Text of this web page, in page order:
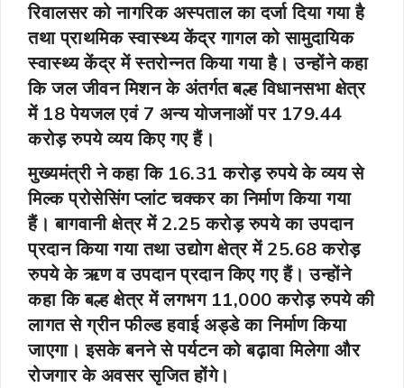
रिवालसर को नागरिक अस्पताल का दर्जा दिया गया है
तथा प्राथमिक स्वास्थ्य केंद्र गागल को सामुदायिक
स्वास्थ्य केंद्र में स्तरोन्नत किया गया है। उन्होंने कहा
कि जल जीवन मिशन के अंतर्गत बल्ह विधानसभा क्षेत्र
में 18 पेयजल एवं 7 अन्य योजनाओं पर 179.44
करोड़ रुपये व्यय किए गए हैं।
मुख्यमंत्री ने कहा कि 16.31 करोड़ रुपये के व्यय से
मिल्क प्रोसेसिंग प्लांट चक्कर का निर्माण किया गया
हैं। बागवानी क्षेत्र में 2.25 करोड़ रुपये का उपदान
प्रदान किया गया तथा उद्योग क्षेत्र में 25.68 करोड़
रुपये के ऋण व उपदान प्रदान किए गए हैं। उन्होंने
कहा कि बल्ह क्षेत्र में लगभग 11,000 करोड़ रुपये की
लागत से ग्रीन फील्ड हवाई अड्डे का निर्माण किया
जाएगा। इसके बनने से पर्यटन को बढ़ावा मिलेगा और
रोजगार के अवसर सृजित होंगे।